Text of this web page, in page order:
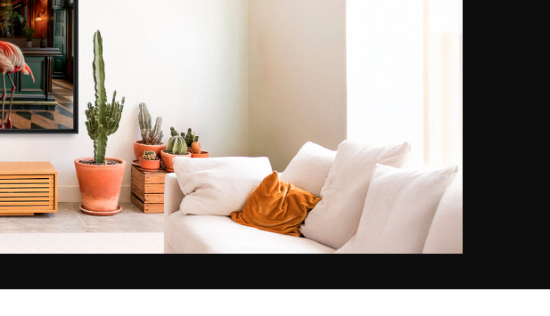
elegantie, en leggen ze de essentie
vast van kostbare momenten die
we graag zouden willen uitstellen.
Hun gezamenlijke werk,
tentoongesteld in YellowKorner,
viert een levenskunst, tussen